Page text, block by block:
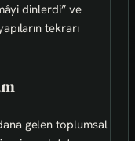
dinlerdi” ve
tekrarı
gelen toplumsal